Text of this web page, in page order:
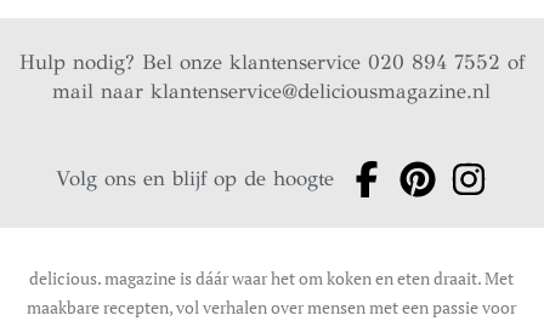
Hulp nodig? Bel onze klantenservice 020 894 7552 of
mail naarklantenservice@deliciousmagazine.nl
Volg ons en blijf op de hoogte
delicious. magazine is dáár waar het om koken en eten draait. Met
maakbare recepten, vol verhalen over mensen met een passie voor